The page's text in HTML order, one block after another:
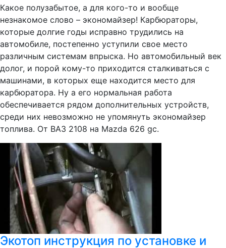
Какое полузабытое, а для кого-то и вообще
незнакомое слово – экономайзер! Карбюраторы,
которые долгие годы исправно трудились на
автомобиле, постепенно уступили свое место
различным системам впрыска. Но автомобильный век
долог, и порой кому-то приходится сталкиваться с
машинами, в которых еще находится место для
карбюратора. Ну а его нормальная работа
обеспечивается рядом дополнительных устройств,
среди них невозможно не упомянуть экономайзер
топлива. От ВАЗ 2108 на Mazda 626 gc.
Экотоп инструкция по установке и